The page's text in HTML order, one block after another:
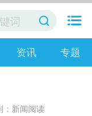
资讯 专题
：新闻阅读